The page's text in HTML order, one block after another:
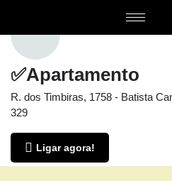
✅Apartamento
R. dos Timbiras, 1758 - Batista
329
Ligar agora!